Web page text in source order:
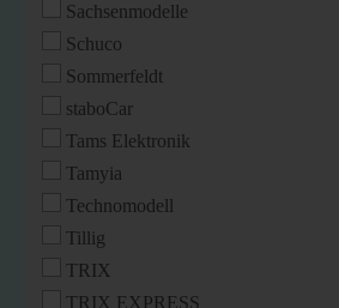
Sachsenmodelle
Schuco
Sommerfeldt
staboCar
Tams Elektronik
Tamyia
Technomodell
Tillig
TRIX
TRIX EXPRESS